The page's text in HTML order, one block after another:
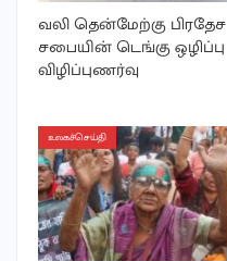
வலி தென்மேற்கு பிரதேச
சபையின் டெங்கு ஒழிப்பு
விழிப்புணர்வு
உலகச்செய்தி